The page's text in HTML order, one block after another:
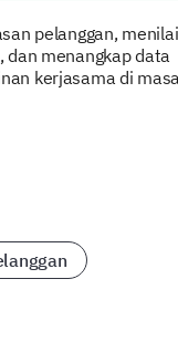
pelanggan, menilai
menangkap data
kerjasama di